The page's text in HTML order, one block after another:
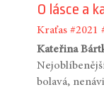
O lásce a
Kraťas #2021
Kateřina
bolavá,